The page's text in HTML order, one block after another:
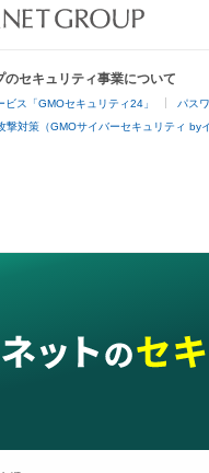
セキュリティ事業について
ス「GMOセキュリティ24」 パス
撃対策（GMOサイバーセキュリティ by